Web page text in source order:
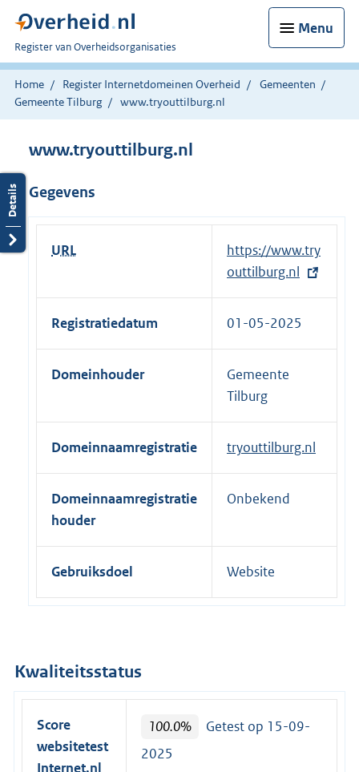
Menu
U
bent
nu
hier:
Register van Overheidsorganisaties
Home Register Internetdomeinen Overheid
Gemeenten
Gemeente Tilburg
www.tryouttilburg.nl
www.tryouttilburg.nl
Gegevens
URL
E
x
t
e
e
i
n
https://www.try
outtilburg.nl
Registratiedatum 01-05-2025
Domeinhouder
Gemeente
Tilburg
Domeinnaamregistratie tryouttilburg.nl
Domeinnaamregistratie
houder
Onbekend
Gebruiksdoel Website
Kwaliteitsstatus
Score
websitetest
Internet.nl
100.0%
Getest op 15-09-
2025